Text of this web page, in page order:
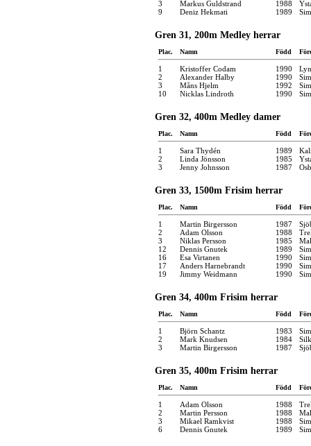
3 Markus Guldstrand 1988
9
Deniz Hekmati 1989
Gren 31, 200m Medley herrar
Plac. Namn Född
1 Kristoffer Codam 1990
2
Alexander Halby 1990
3
Måns Hjelm 1992
10
Nicklas Lindroth 1990
Gren 32, 400m Medley damer
Plac. Namn Född
1 Sara Thydén 1989
2
Linda Jönsson 1985
3
Jenny Johnsson 1987
Gren 33, 1500m Frisim herrar
Plac. Namn Född
1 Martin Birgersson 1987
2
Adam Olsson 1988
3
Niklas Persson 1985
12
Dennis Gnutek 1989
16
Esa Virtanen 1990
17
Anders Harnebrandt 1990
19
Jimmy Weidmann 1990
Gren 34, 400m Frisim herrar
Plac. Namn Född
1 Björn Schantz 1983
2
Mark Knudsen 1984
3
Martin Birgersson 1987
Gren 35, 400m Frisim herrar
Plac. Namn Född
1 Adam Olsson 1988
2
Martin Persson 1988
3
Mikael Ramkvist 1988
6
Dennis Gnutek 1989